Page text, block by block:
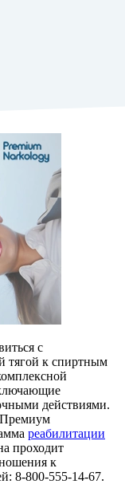
c
тягой к спиртным
действиями.
реабилитации
проходит
к
8-800-555-14-67.